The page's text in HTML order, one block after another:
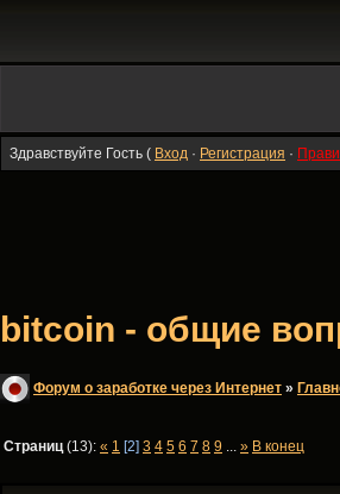
Здравствуйте Гость ( Вход · Регистрация ·
bitcoin - общие
Форум о заработке через Интернет »
Страниц(13): « 1 [2] 3 4 5 6 7 8 9 ... » В конец